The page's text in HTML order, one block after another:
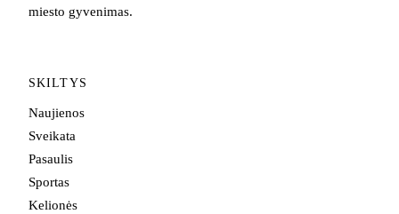
miesto gyvenimas.
SKILTYS
Naujienos
Sveikata
Pasaulis
Sportas
Kelionės